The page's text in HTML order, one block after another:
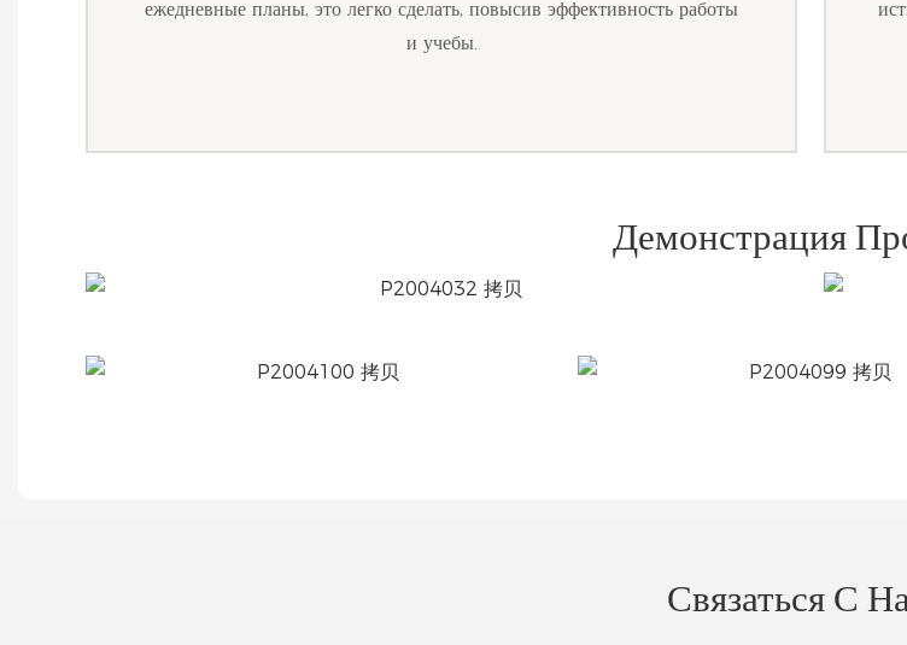
ежедневные планы, это легко сделать, повысив эффективность работы
и учебы.
Демонстрация
Связаться С